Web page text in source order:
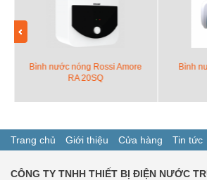
Bình nước nóng Rossi Amore
RA 20SQ
Bình
Trang chủ Giới thiệu Cửa hàng Tin tức
CÔNG TY TNHH THIẾT BỊ ĐIỆN NƯỚC